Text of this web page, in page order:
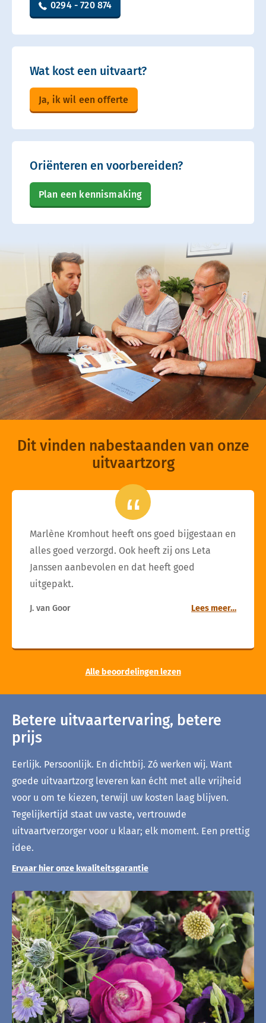
0294 - 720 874
Wat kost een uitvaart?
Ja, ik wil een offerte
Oriënteren en voorbereiden?
Plan een kennismaking
Dit vinden nabestaanden van onze
uitvaartzorg
Marlène Kromhout heeft ons goed bijgestaan en
alles goed verzorgd. Ook heeft zij ons Leta
Janssen aanbevolen en dat heeft goed
uitgepakt.
J. van Goor Lees meer…
Alle beoordelingen lezen
Betere uitvaartervaring, betere
prijs
Eerlijk. Persoonlijk. En dichtbij. Zó werken wij. Want
goede uitvaartzorg leveren kan écht met alle vrijheid
voor u om te kiezen, terwijl uw kosten laag blijven.
Tegelijkertijd staat uw vaste, vertrouwde
uitvaartverzorger voor u klaar; elk moment. Een prettig
idee.
Ervaar hier onze kwaliteitsgarantie